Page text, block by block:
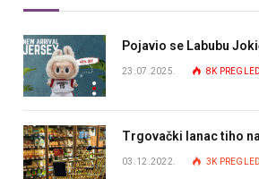
Pojavio se Labubu
23.07.2025. 8K
Trgovački lanac tiho
03.12.2022. 3K